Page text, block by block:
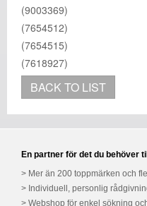
(9003369)
(7654512)
(7654515)
(7618927)
BACK TO LIST
En partner för det du behöver
Mer än 200 toppmärken och
Individuell, personlig
Webshop för enkel sökning